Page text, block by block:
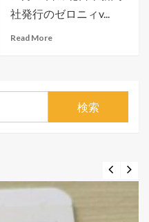
社発行のゼロニィv...
Read More